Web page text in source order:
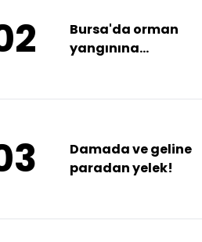
Bursa'da orman
yangınına
Damada ve geline
paradan yelek!